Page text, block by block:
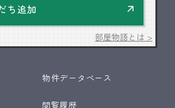
ち追加
部屋物語とは >
物件データベース
閲覧履歴